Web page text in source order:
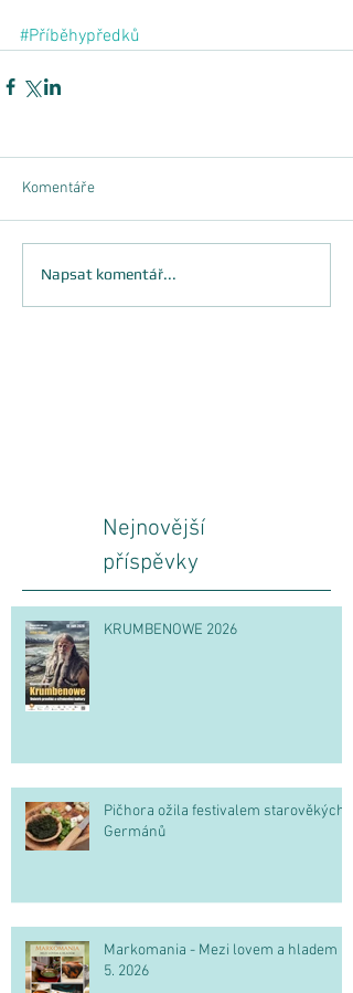
#Příběhypředků
Komentáře
Napsat komentář...
Nejnovější
příspěvky
KRUMBENOWE 2026
Pičhora ožila festivalem starověkých
Germánů
Markomania - Mezi lovem a hladem 2.
5. 2026